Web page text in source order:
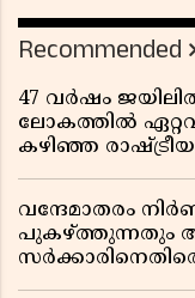
Recommended
47 വർഷം
ലോകത്തിൽ
കഴിഞ്ഞ
വന്ദേമാതരം